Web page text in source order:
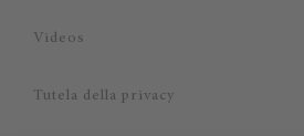
Videos
Tutela della privacy